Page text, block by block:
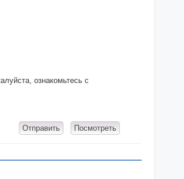
ознакомьтесь с